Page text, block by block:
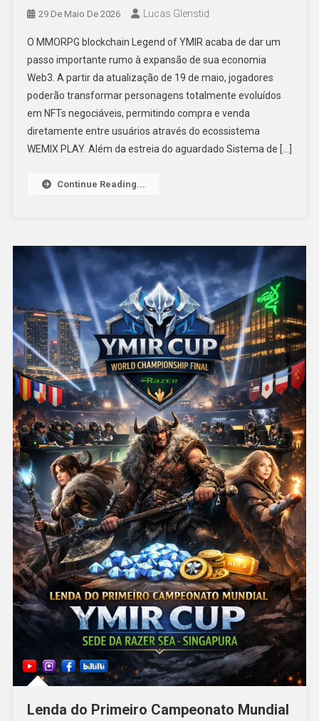
29 De Maio De 2026 Lucas Glenstid
O MMORPG blockchain Legend of YMIR acaba de dar um
passo importante rumo à expansão de sua economia
Web3. A partir da atualização de 19 de maio, jogadores
poderão transformar personagens totalmente evoluídos
em NFTs negociáveis, permitindo compra e venda
diretamente entre usuários através do ecossistema
WEMIX PLAY. Além da estreia do aguardado Sistema de […]
Continue Reading...
Lenda do Primeiro Campeonato Mundial